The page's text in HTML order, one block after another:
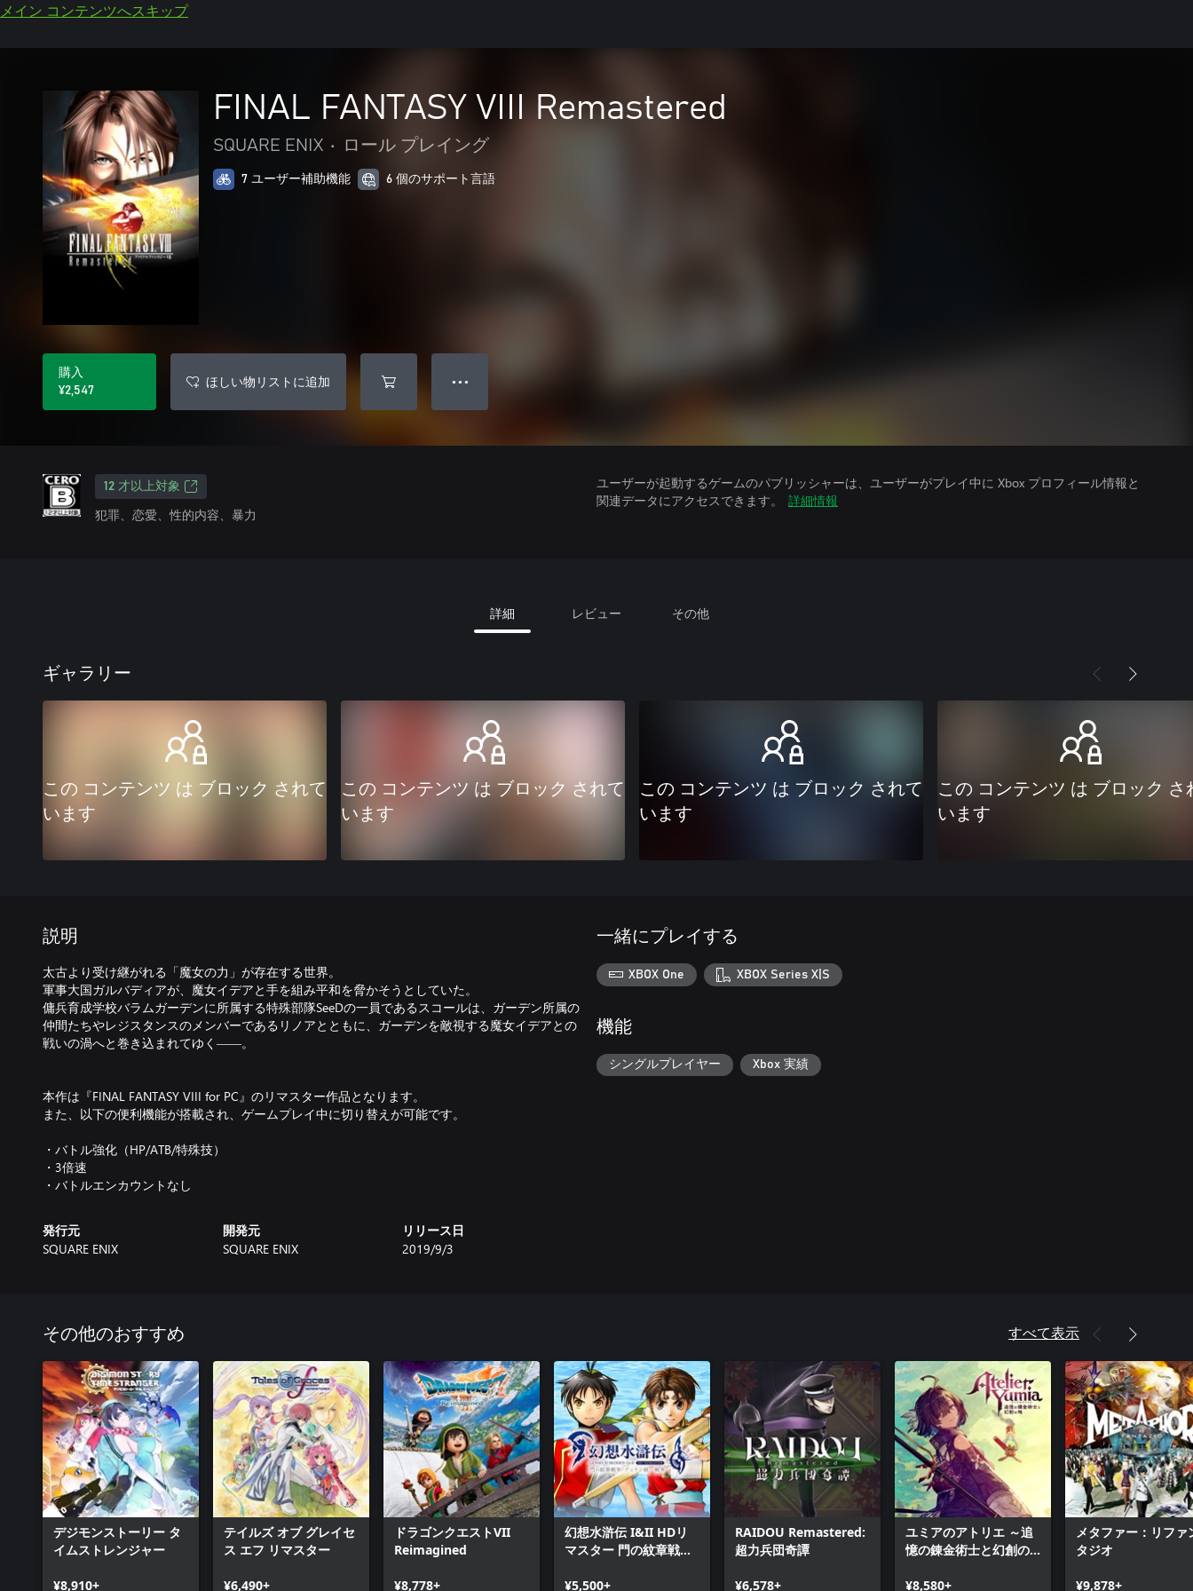
メイン コンテンツへスキップ
FINAL FANTASY VIII Remastered
SQUARE ENIX • ロール プレイング
7 ユーザー補助機能 6 個のサポート言語
購入
¥2,547
ほしい物リストに追加 ● ● ●
12 才以上対象
犯罪、恋愛、性的内容、暴力
ユーザーが起動するゲームのパブリッシャーは、ユーザーがプレイ中に Xbox プロフィール情報と
関連データにアクセスできます。
詳細情報
詳細 レビュー その他
ギャラリー
この コンテンツ は ブロック されて
います
この コンテンツ は ブロック されて
います
この コンテンツ は ブロック されて
います
この コンテンツ は ブロック さ
います
説明
太古より受け継がれる「魔女の力」が存在する世界。
軍事大国ガルバディアが、魔女イデアと手を組み平和を脅かそうとしていた。
傭兵育成学校バラムガーデンに所属する特殊部隊SeeDの一員であるスコールは、ガーデン所属の
仲間たちやレジスタンスのメンバーであるリノアとともに、ガーデンを敵視する魔女イデアとの
戦いの渦へと巻き込まれてゆく――。
本作は『FINAL FANTASY VIII for PC』のリマスター作品となります。
また、以下の便利機能が搭載され、ゲームプレイ中に切り替えが可能です。
・バトル強化（HP/ATB/特殊技）
・3倍速
・バトルエンカウントなし
発行元
SQUARE ENIX
開発元
SQUARE ENIX
リリース日
2019/9/3
一緒にプレイする
XBOX One XBOX Series X|S
機能
シングルプレイヤー Xbox 実績
その他のおすすめ すべて表示
デジモンストーリー タ
イムストレンジャー
¥8,910+
テイルズ オブ グレイセ
ス エフ リマスター
¥6,490+
ドラゴンクエストVII
Reimagined
¥8,778+
幻想水滸伝 I&II HDリ
マスター 門の紋章戦争
¥5,500+
RAIDOU Remastered:
超力兵団奇譚
¥6,578+
ユミアのアトリエ ～追
憶の錬金術士と幻創の
¥8,580+
メタファー：リファ
タジオ
¥9,878+